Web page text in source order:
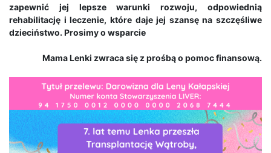
zapewnić jej lepsze warunki rozwoju, odpowiednią
rehabilitację i leczenie, które daje jej szansę na szczęśliwe
dzieciństwo. Prosimy o wsparcie
Mama Lenki zwraca się z prośbą o pomoc finansową.